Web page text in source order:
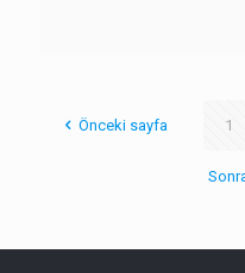
Önceki sayfa 1